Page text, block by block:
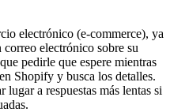
electrónico (e-commerce), ya
electrónico sobre su
pedirle que espere mientras
Shopify y busca los detalles.
lugar a respuestas más lentas si